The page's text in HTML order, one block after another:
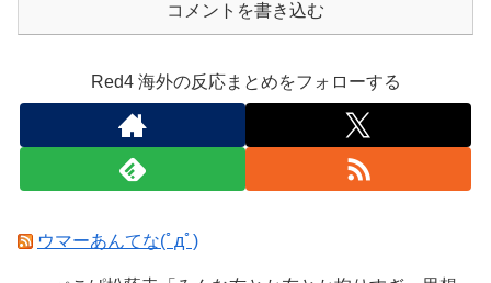
コメントを書き込む
Red4 海外の反応まとめをフォローする
ウマーあんてな(ﾟдﾟ)